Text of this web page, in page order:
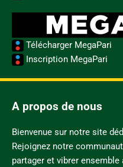
Télécharger MegaPari
Inscription MegaPari
A propos de nous
Bienvenue sur notre site
Rejoignez notre
partager et vibrer